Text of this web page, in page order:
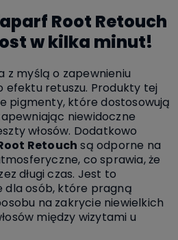
Root Retouch
w kilka minut!
z myślą o zapewnieniu
efektu retuszu. Produkty tej
pigmenty, które dostosowują
niewidoczne
włosów. Dodatkowo
Retouch są odporne na
co sprawia, że
długi czas. Jest to
dla osób, które pragną
na zakrycie niewielkich
między wizytami u